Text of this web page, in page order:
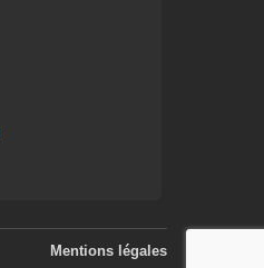
Mentions légales